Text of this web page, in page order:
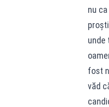
nu
unde
fost
văd